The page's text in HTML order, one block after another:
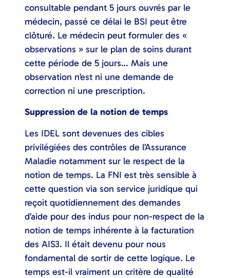
consultable pendant 5 jours ouvrés par le
médecin, passé ce délai le BSI peut être
clôturé. Le médecin peut formuler des «
observations » sur le plan de soins durant
cette période de 5 jours… Mais une
observation n’est ni une demande de
correction ni une prescription.
Suppression de la notion de temps
Les IDEL sont devenues des cibles
privilégiées des contrôles de l’Assurance
Maladie notamment sur le respect de la
notion de temps. La FNI est très sensible à
cette question via son service juridique qui
reçoit quotidiennement des demandes
d’aide pour des indus pour non-respect de la
notion de temps inhérente à la facturation
des AIS3. Il était devenu pour nous
fondamental de sortir de cette logique. Le
temps est-il vraiment un critère de qualité